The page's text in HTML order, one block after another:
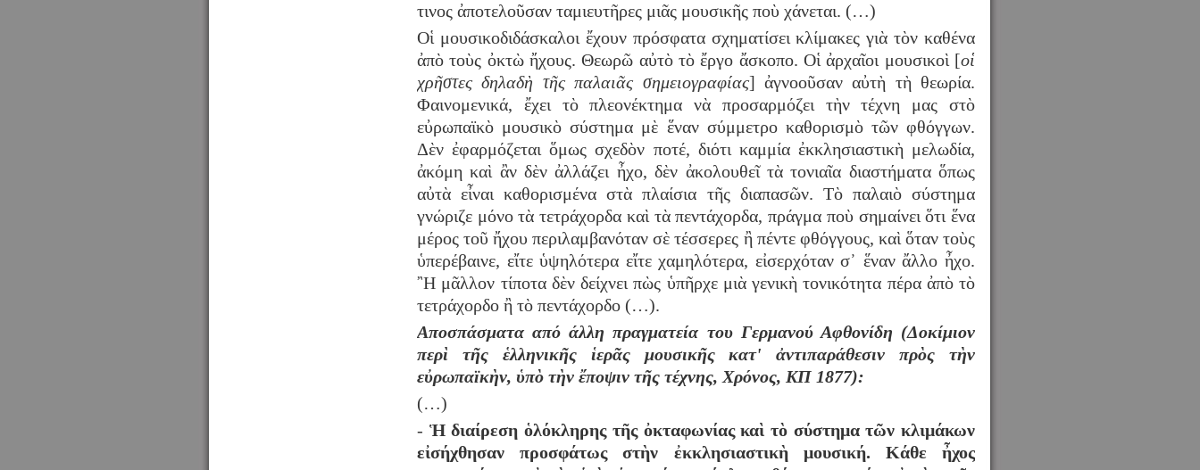
τινος ἀποτελοῦσαν ταμιευτῆρες μιᾶς μουσικῆς ποὺ χάνεται. (…)
Οἱ μουσικοδιδάσκαλοι ἔχουν πρόσφατα σχηματίσει κλίμακες γιὰ τὸν καθένα
ἀπὸ τοὺς ὀκτὼ ἤχους. Θεωρῶ αὐτὸ τὸ ἔργο ἄσκοπο. Οἱ ἀρχαῖοι μουσικοὶ [οἱ
χρῆστες δηλαδὴ τῆς παλαιᾶς σημειογραφίας] ἀγνοοῦσαν αὐτὴ τὴ θεωρία.
Φαινομενικά, ἔχει τὸ πλεονέκτημα νὰ προσαρμόζει τὴν τέχνη μας στὸ
εὐρωπαϊκὸ μουσικὸ σύστημα μὲ ἕναν σύμμετρο καθορισμὸ τῶν φθόγγων.
Δὲν ἐφαρμόζεται ὅμως σχεδὸν ποτέ, διότι καμμία ἐκκλησιαστικὴ μελωδία,
ἀκόμη καὶ ἂν δὲν ἀλλάζει ἦχο, δὲν ἀκολουθεῖ τὰ τονιαῖα διαστήματα ὅπως
αὐτὰ εἶναι καθορισμένα στὰ πλαίσια τῆς διαπασῶν. Τὸ παλαιὸ σύστημα
γνώριζε μόνο τὰ τετράχορδα καὶ τὰ πεντάχορδα, πράγμα ποὺ σημαίνει ὅτι ἕνα
μέρος τοῦ ἤχου περιλαμβανόταν σὲ τέσσερες ἢ πέντε φθόγγους, καὶ ὅταν τοὺς
ὑπερέβαινε, εἴτε ὑψηλότερα εἴτε χαμηλότερα, εἰσερχόταν σ᾿ ἕναν ἄλλο ἦχο.
῍Η μᾶλλον τίποτα δὲν δείχνει πὼς ὑπῆρχε μιὰ γενικὴ τονικότητα πέρα ἀπὸ τὸ
τετράχορδο ἢ τὸ πεντάχορδο (…).
Αποσπάσματα από άλλη πραγματεία του Γερμανού Αφθονίδη (Δοκίμιον
περὶ τῆς ἑλληνικῆς ἱερᾶς μουσικῆς κατʹ ἀντιπαράθεσιν πρὸς τὴν
εὐρωπαϊκὴν, ὑπὸ τὴν ἔποψιν τῆς τέχνης, Χρόνος, ΚΠ 1877):
(…)
‐ Ἡ διαίρεση ὁλόκληρης τῆς ὀκταφωνίας καὶ τὸ σύστημα τῶν κλιμάκων
εἰσήχθησαν προσφάτως στὴν ἐκκλησιαστικὴ μουσική. Κάθε ἦχος